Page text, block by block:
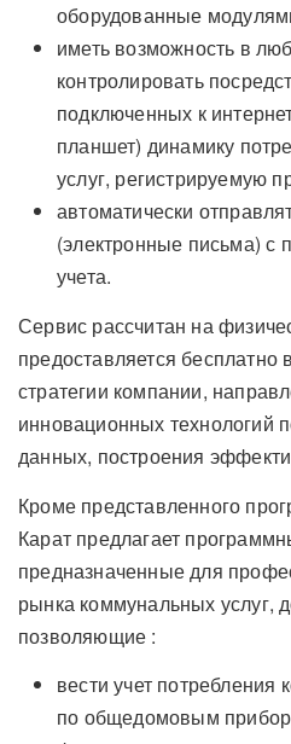
оборудованные
иметь возможность в
контролировать
подключенных к
планшет) динамику
услуг, регистрируемую
автоматически
(электронные письма) с
учета.
Сервис рассчитан на
предоставляется бесплатно
стратегии компании,
инновационных технологий
данных, построения
Кроме представленного
Карат предлагает
предназначенные для
рынка коммунальных услуг,
позволяющие :
вести учет
по общедомовым